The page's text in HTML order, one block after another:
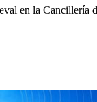
en la Cancillería